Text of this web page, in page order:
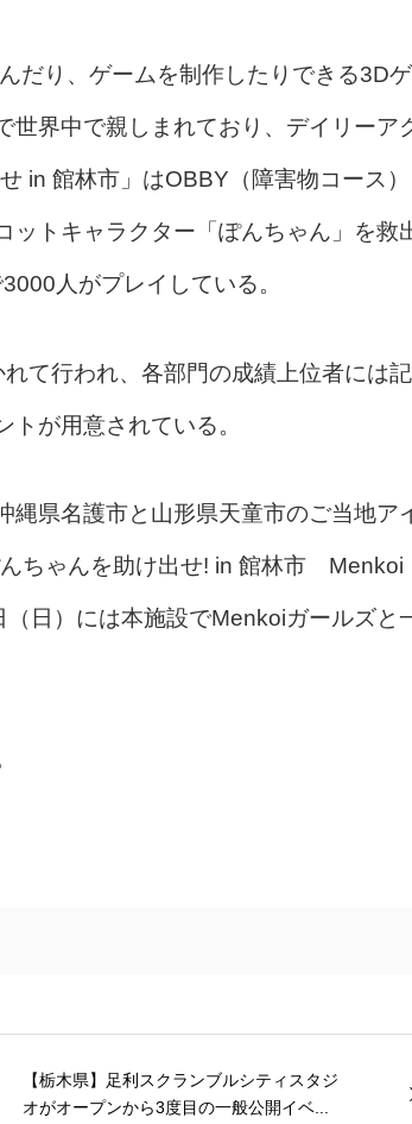
だり、ゲームを制作したりできる3Dゲ
世界中で親しまれており、デイリーア
in 館林市」はOBBY（障害物コース）
ットキャラクター「ぽんちゃん」を救
人がプレイしている。
て行われ、各部門の成績上位者には記
が用意されている。
縄県名護市と山形県天童市のご当地ア
ちゃんを助け出せ! in 館林市 Menkoi
日）には本施設でMenkoiガールズと
【栃木県】足利スクランブルシティスタジ
オがオープンから3度目の一般公開イベ...